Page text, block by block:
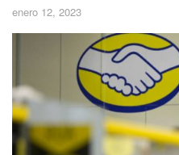
enero 12, 2023